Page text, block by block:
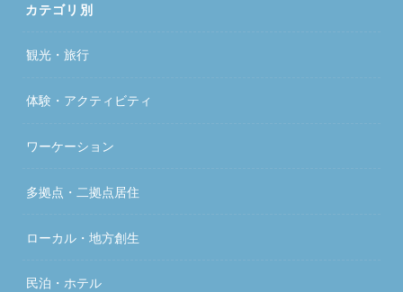
カテゴリ別
観光・旅行
体験・アクティビティ
ワーケーション
多拠点・二拠点居住
ローカル・地方創生
民泊・ホテル